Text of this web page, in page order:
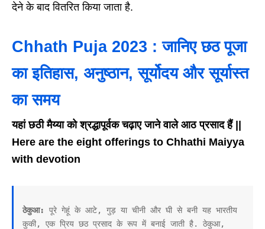
देने के बाद वितरित किया जाता है.
Chhath Puja 2023 : जानिए छठ पूजा
का इतिहास, अनुष्ठान, सूर्योदय और सूर्यास्त
का समय
यहां छठी मैय्या को श्रद्धापूर्वक चढ़ाए जाने वाले आठ प्रसाद हैं ||
Here are the eight offerings to Chhathi Maiyya
with devotion
ठेकुआ:
पूरे गेहूं के आटे, गुड़ या चीनी और घी से बनी यह भारतीय
कुकी, एक प्रिय छठ प्रसाद के रूप में बनाई जाती है. ठेकुआ,